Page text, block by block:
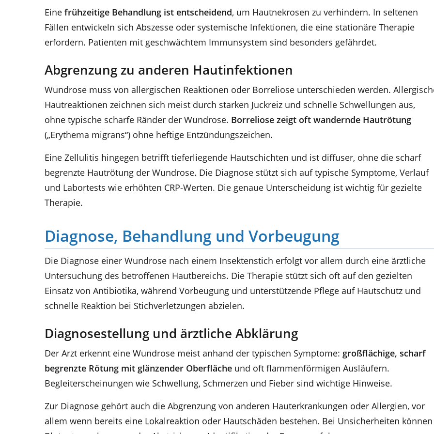
Eine frühzeitige Behandlung ist entscheidend, um Hautnekrosen zu verhindern. In seltenen
Fällen entwickeln sich Abszesse oder systemische Infektionen, die eine stationäre Therapie
erfordern. Patienten mit geschwächtem Immunsystem sind besonders gefährdet.
Abgrenzung zu anderen Hautinfektionen
Wundrose muss von allergischen Reaktionen oder Borreliose unterschieden werden.
Hautreaktionen zeichnen sich meist durch starken Juckreiz und schnelle Schwellungen aus,
ohne typische scharfe Ränder der Wundrose. Borreliose zeigt oft wandernde Hautrötung
(„Erythema migrans“) ohne heftige Entzündungszeichen.
Eine Zellulitis hingegen betrifft tieferliegende Hautschichten und ist diffuser, ohne die scharf
begrenzte Hautrötung der Wundrose. Die Diagnose stützt sich auf typische Symptome, Verlauf
und Labortests wie erhöhten CRP-Werten. Die genaue Unterscheidung ist wichtig für gezielte
Therapie.
Diagnose, Behandlung und Vorbeugung
Die Diagnose einer Wundrose nach einem Insektenstich erfolgt vor allem durch eine ärztliche
Untersuchung des betroffenen Hautbereichs. Die Therapie stützt sich oft auf den gezielten
Einsatz von Antibiotika, während Vorbeugung und unterstützende Pflege auf Hautschutz und
schnelle Reaktion bei Stichverletzungen abzielen.
Diagnosestellung und ärztliche Abklärung
Der Arzt erkennt eine Wundrose meist anhand der typischen Symptome: großflächige, scharf
begrenzte Rötung mit glänzender Oberfläche und oft flammenförmigen Ausläufern.
Begleiterscheinungen wie Schwellung, Schmerzen und Fieber sind wichtige Hinweise.
Zur Diagnose gehört auch die Abgrenzung von anderen Hauterkrankungen oder Allergien, vor
allem wenn bereits eine Lokalreaktion oder Hautschäden bestehen. Bei Unsicherheiten können